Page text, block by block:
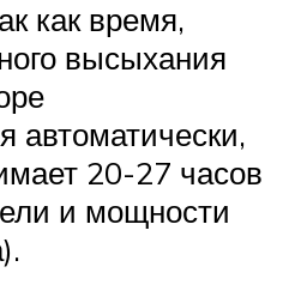
как время,
высыхания
автоматически,
20-27 часов
и мощности